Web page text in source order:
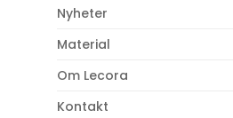
Nyheter
Material
Om Lecora
Kontakt